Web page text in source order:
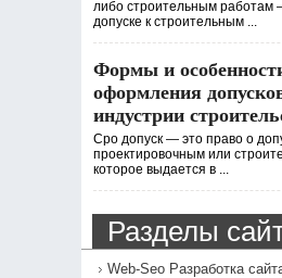
либо строительным работам
допуске к строительным ...
Формы и
оформления
индустрии
Сро допуск — это право о
проектировочным или
которое выдается в ...
Разделы
Web-Seo Разработка